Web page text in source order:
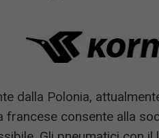
dalla Polonia,
consente alla